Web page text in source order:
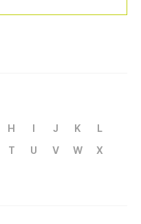
H I J K
L
T U V W
X